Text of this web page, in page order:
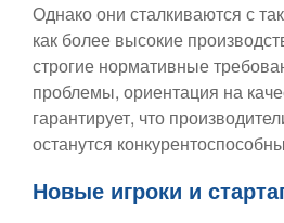
Однако они сталкиваются с
как более высокие
строгие нормативные
проблемы, ориентация на
гарантирует, что
останутся
Новые игроки и